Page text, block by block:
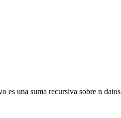
es una suma recursiva sobre n datos